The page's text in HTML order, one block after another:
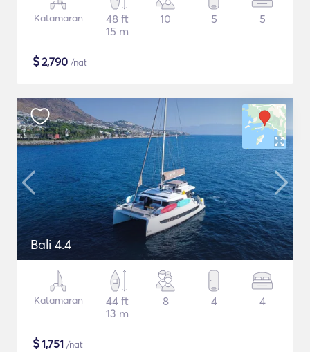
Katamaran
48 ft
15 m
10 5 5
$2,790 /nat
Bali 4.4
Katamaran
44 ft
13 m
8 4 4
$1,751 /nat